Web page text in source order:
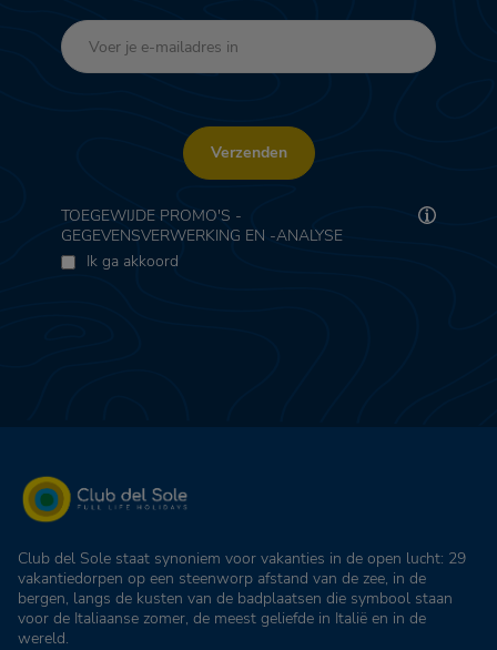
Verzenden
TOEGEWIJDE PROMO'S -
GEGEVENSVERWERKING EN -ANALYSE
Ik ga akkoord
Club del Sole staat synoniem voor vakanties in de open lucht: 29
vakantiedorpen op een steenworp afstand van de zee, in de
bergen, langs de kusten van de badplaatsen die symbool staan
voor de Italiaanse zomer, de meest geliefde in Italië en in de
wereld.